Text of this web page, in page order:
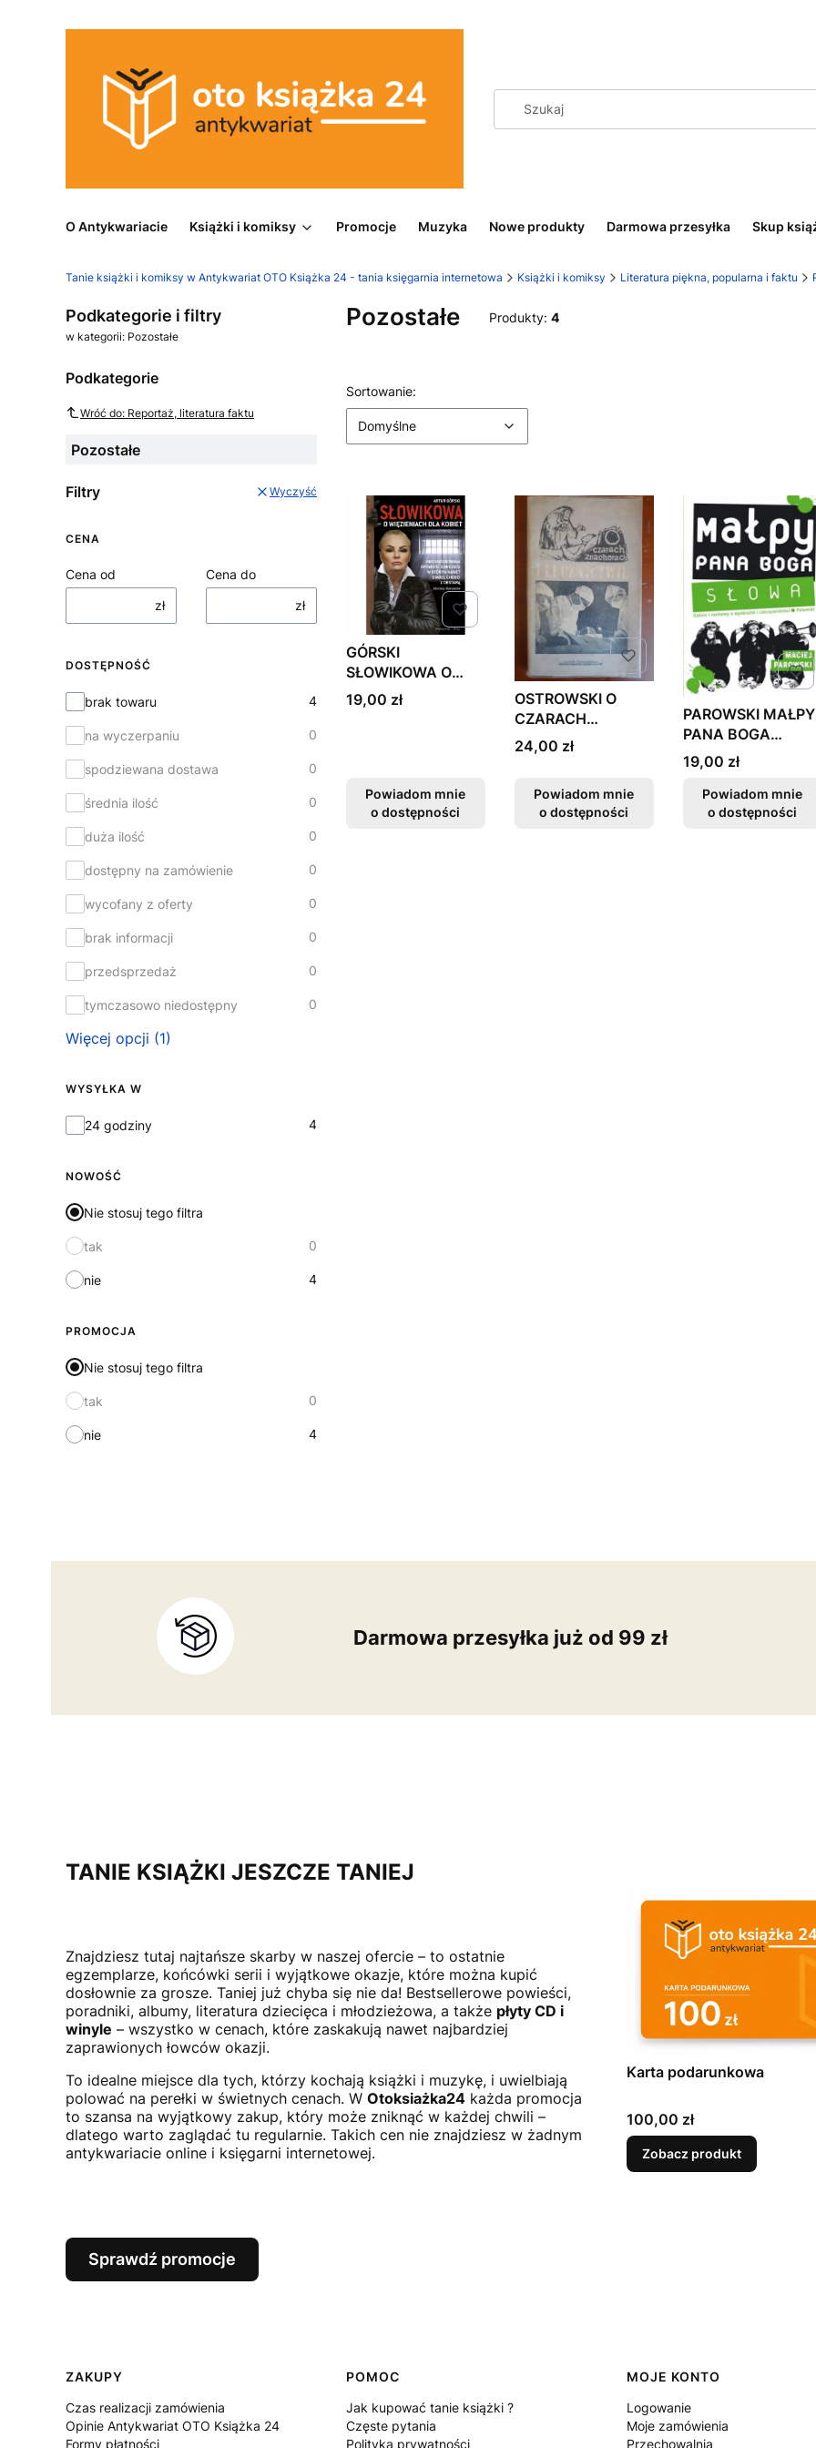
O Antykwariacie Książki i komiksy Promocje Muzyka Nowe produkty Darmowa przesyłka Skup
Tanie książki i komiksy w Antykwariat OTO Książka 24 - tania księgarnia internetowa Książki i komiksy Literatura piękna, popularna i faktu
Podkategorie i filtry
w kategorii: Pozostałe
Podkategorie
Wróć do: Reportaż, literatura faktu
Pozostałe
Filtry Wyczyść
CENA
Cena od
zł
Cena do
zł
DOSTĘPNOŚĆ
Dostępność
brak towaru 4
na wyczerpaniu 0
spodziewana dostawa 0
średnia ilość 0
duża ilość 0
dostępny na zamówienie 0
wycofany z oferty 0
brak informacji 0
przedsprzedaż 0
tymczasowo niedostępny 0
Więcej opcji (1)
WYSYŁKA W
Wysyłka w
24 godziny 4
NOWOŚĆ
Nie stosuj tego filtra
tak 0
nie 4
PROMOCJA
Nie stosuj tego filtra
tak 0
nie 4
Pozostałe Produkty: 4
Lista produktów
Sortowanie:
Domyślne
GÓRSKI
SŁOWIKOWA O
WIĘZIENIACH DLA
KOBIET NOWA
Cena
19,00 zł
Powiadom mnie
o dostępności
OSTROWSKI O
CZARACH
ZNACHORACH I
LECZNICTWIE
Cena
24,00 zł
Powiadom mnie
o dostępności
PAROWSKI MAŁPY
PANA BOGA
SŁOWA NOWA
FAKTURA
Cena
19,00 zł
Powiadom mnie
o dostępności
Darmowa przesyłka już od 99 zł
TANIE KSIĄŻKI JESZCZE TANIEJ
Znajdziesz tutaj najtańsze skarby w naszej ofercie – to ostatnie
egzemplarze, końcówki serii i wyjątkowe okazje, które można kupić
dosłownie za grosze. Taniej już chyba się nie da! Bestsellerowe powieści,
poradniki, albumy, literatura dziecięca i młodzieżowa, a także płyty CD i
winyle – wszystko w cenach, które zaskakują nawet najbardziej
zaprawionych łowców okazji.
To idealne miejsce dla tych, którzy kochają książki i muzykę, i uwielbiają
polować na perełki w świetnych cenach. W Otoksiażka24 każda promocja
to szansa na wyjątkowy zakup, który może zniknąć w każdej chwili –
dlatego warto zaglądać tu regularnie. Takich cen nie znajdziesz w żadnym
antykwariacie online i księgarni internetowej.
Sprawdź promocje
Karta podarunkowa
Cena
100,00 zł
Zobacz produkt
Linki w stopce
ZAKUPY
Czas realizacji zamówienia
Opinie Antykwariat OTO Książka 24
Formy płatności
POMOC
Jak kupować tanie książki ?
Częste pytania
Polityka prywatności
MOJE KONTO
Logowanie
Moje zamówienia
Przechowalnia